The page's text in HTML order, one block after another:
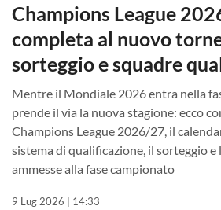
Champions League
completa al nuovo
sorteggio e squadre
Mentre il Mondiale 2026 entra nella
prende il via la nuova stagione: ecco
Champions League 2026/27, il
sistema di qualificazione, il sorteggio e
ammesse alla fase campionato
9 Lug 2026 | 14:33